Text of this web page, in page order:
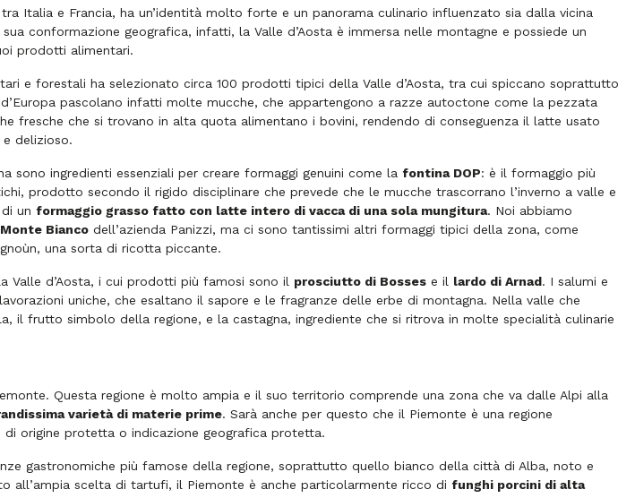
Italia e Francia, ha un’identità molto forte e un panorama culinario influenzato sia dalla vicina
conformazione geografica, infatti, la Valle d’Aosta è immersa nelle montagne e possiede un
prodotti alimentari.
e forestali ha selezionato circa 100 prodotti tipici della Valle d’Aosta, tra cui spiccano soprattutto
pascolano infatti molte mucche, che appartengono a razze autoctone come la pezzata
fresche che si trovano in alta quota alimentano i bovini, rendendo di conseguenza il latte usato
delizioso.
sono ingredienti essenziali per creare formaggi genuini come la fontina DOP: è il formaggio più
prodotto secondo il rigido disciplinare che prevede che le mucche trascorrano l’inverno a valle e
un formaggio grasso fatto con latte intero di vacca di una sola mungitura. Noi abbiamo
Biancodell’azienda Panizzi, ma ci sono tantissimi altri formaggi tipici della zona, come
, una sorta di ricotta piccante.
Valle d’Aosta, i cui prodotti più famosi sono il prosciutto di Bossese il lardo di Arnad. I salumi e
uniche, che esaltano il sapore e le fragranze delle erbe di montagna. Nella valle che
il frutto simbolo della regione, e la castagna, ingrediente che si ritrova in molte specialità culinarie
Questa regione è molto ampia e il suo territorio comprende una zona che va dalle Alpi alla
varietà di materie prime. Sarà anche per questo che il Piemonte è una regione
origine protetta o indicazione geografica protetta.
gastronomiche più famose della regione, soprattutto quello bianco della città di Alba, noto e
all’ampia scelta di tartufi, il Piemonte è anche particolarmente ricco di funghi porcini di alta